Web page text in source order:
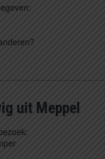
uit Meppel